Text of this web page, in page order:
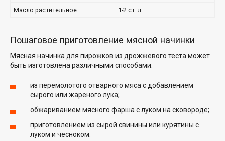
Масло растительное
1-2 ст. л.
Пошаговое приготовление мясной начинки
Мясная начинка для пирожков из дрожжевого теста может
быть изготовлена различными способами:
из перемолотого отварного мяса с добавлением
сырого или жареного лука;
обжариванием мясного фарша с луком на сковороде;
приготовлением из сырой свинины или курятины с
луком и чесноком.